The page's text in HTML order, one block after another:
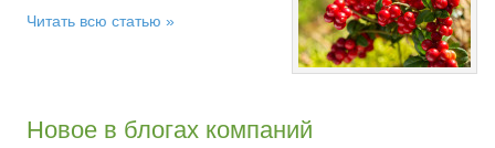
Читать всю статью »
Новое в блогах компаний